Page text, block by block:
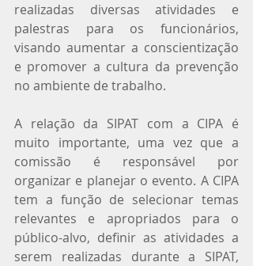
realizadas diversas atividades e
palestras para os funcionários,
visando aumentar a conscientização
e promover a cultura da prevenção
no ambiente de trabalho.
A relação da SIPAT com a CIPA é
muito importante, uma vez que a
comissão é responsável por
organizar e planejar o evento. A CIPA
tem a função de selecionar temas
relevantes e apropriados para o
público-alvo, definir as atividades a
serem realizadas durante a SIPAT,